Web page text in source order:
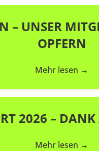
– UNSER
OPFERN
Mehr lesen →
2026 –
Mehr lesen →